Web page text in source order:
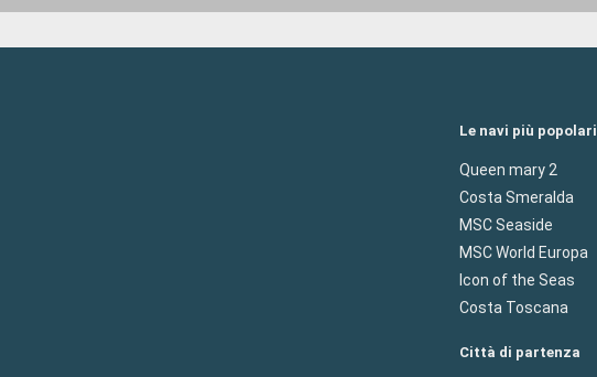
Le navi più popolari
Queen mary 2
Costa Smeralda
MSC Seaside
MSC World Europa
Icon of the Seas
Costa Toscana
Città di partenza